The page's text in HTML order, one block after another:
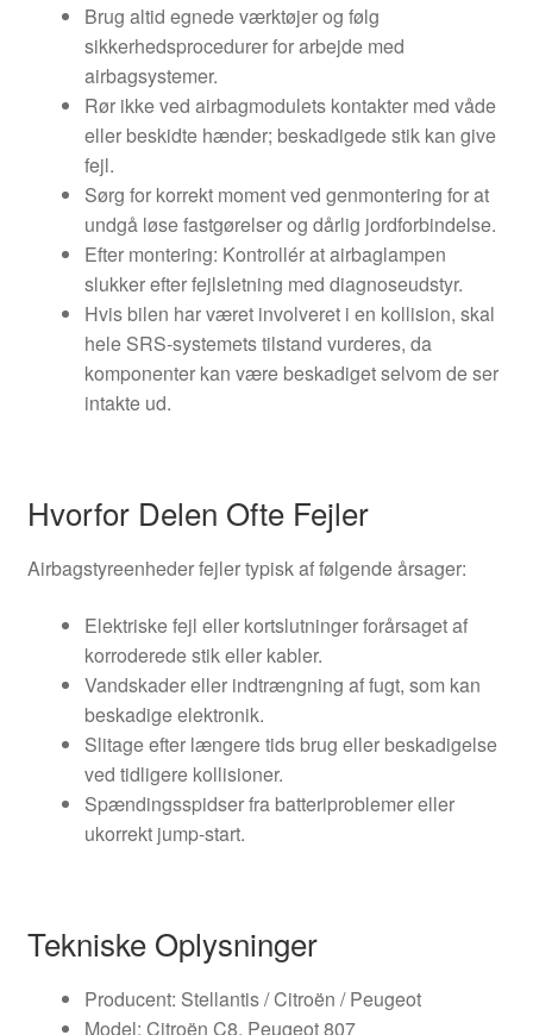
Brug altid egnede værktøjer og følg
sikkerhedsprocedurer for arbejde med
airbagsystemer.
Rør ikke ved airbagmodulets kontakter med våde
eller beskidte hænder; beskadigede stik kan give
fejl.
Sørg for korrekt moment ved genmontering for at
undgå løse fastgørelser og dårlig jordforbindelse.
Efter montering: Kontrollér at airbaglampen
slukker efter fejlsletning med diagnoseudstyr.
Hvis bilen har været involveret i en kollision, skal
hele SRS-systemets tilstand vurderes, da
komponenter kan være beskadiget selvom de ser
intakte ud.
Hvorfor Delen Ofte Fejler
Airbagstyreenheder fejler typisk af følgende årsager:
Elektriske fejl eller kortslutninger forårsaget af
korroderede stik eller kabler.
Vandskader eller indtrængning af fugt, som kan
beskadige elektronik.
Slitage efter længere tids brug eller beskadigelse
ved tidligere kollisioner.
Spændingsspidser fra batteriproblemer eller
ukorrekt jump-start.
Tekniske Oplysninger
Producent: Stellantis / Citroën / Peugeot
Model: Citroën C8, Peugeot 807